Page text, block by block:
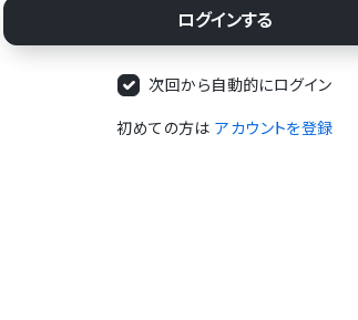
次回から自動的にログイン
初めての方はアカウントを登録